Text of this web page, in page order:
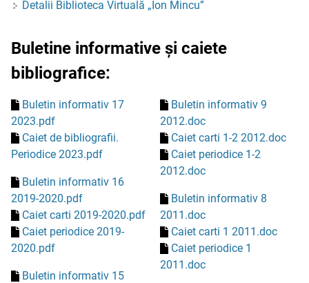
Detalii Biblioteca Virtuală „Ion Mincu”
Buletine informative și caiete
bibliografice:
Buletin informativ 17
2023.pdf
Caiet de bibliografii.
Periodice 2023.pdf
Buletin informativ 16
2019-2020.pdf
Caiet carti 2019-2020.pdf
Caiet periodice 2019-
2020.pdf
Buletin informativ 15
Buletin informativ 9
2012.doc
Caiet carti 1-2 2012.doc
Caiet periodice 1-2
2012.doc
Buletin informativ 8
2011.doc
Caiet carti 1 2011.doc
Caiet periodice 1
2011.doc